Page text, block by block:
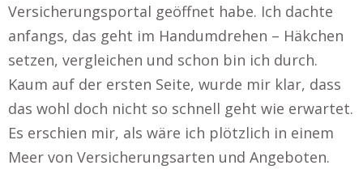
Versicherungsportal geöffnet habe. Ich dachte
anfangs, das geht im Handumdrehen – Häkchen
setzen, vergleichen und schon bin ich durch.
Kaum auf der ersten Seite, wurde mir klar, dass
das wohl doch nicht so schnell geht wie erwartet.
Es erschien mir, als wäre ich plötzlich in einem
Meer von Versicherungsarten und Angeboten.